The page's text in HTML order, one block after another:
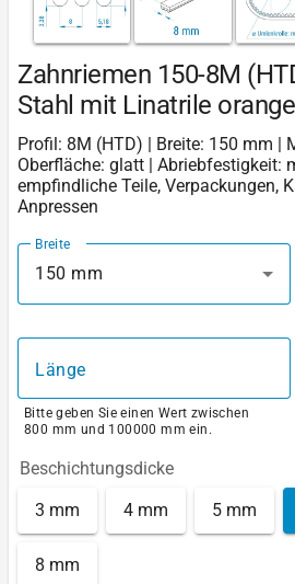
Zahnriemen 150-8M
Stahl mit Linatrile
Profil: 8M (HTD) | Breite: 150 mm |
Oberfläche: glatt | Abriebfestigkeit:
empfindliche Teile, Verpackungen,
Anpressen
Breite
150 mm
Länge
Bitte geben Sie einen Wert zwischen
800 mm und 100000 mm ein.
Beschichtungsdicke
3 mm 4 mm 5 mm
8 mm